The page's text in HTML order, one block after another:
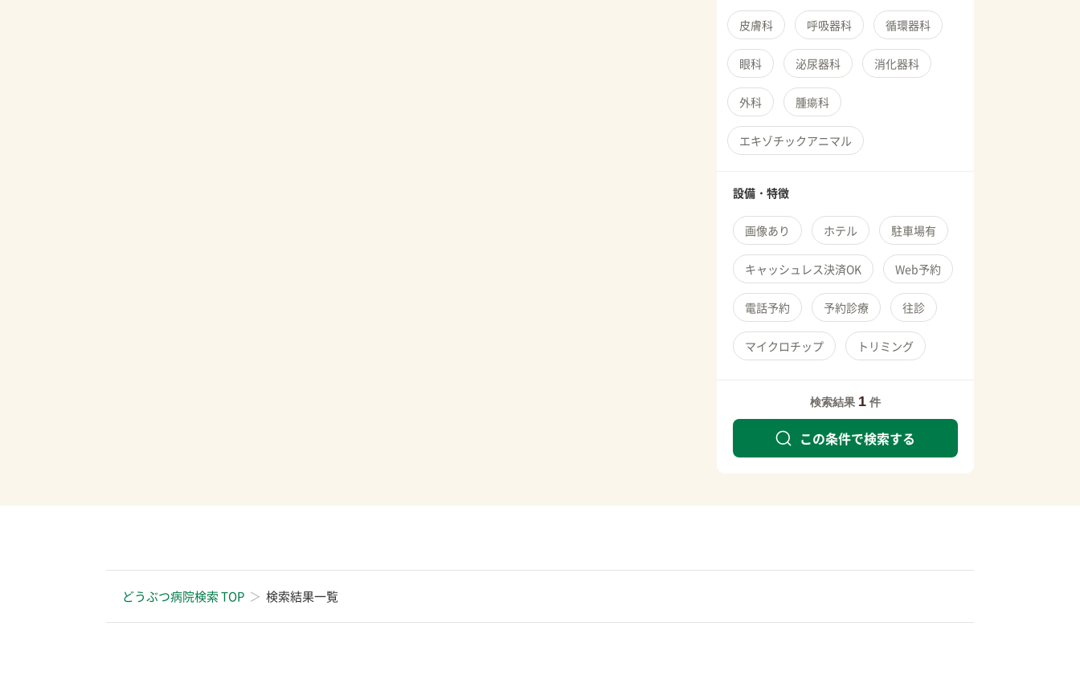
皮膚科 呼吸器科 循環器科
眼科 泌尿器科 消化器科
外科 腫瘍科
エキゾチックアニマル
設備・特徴
画像あり ホテル 駐車場有
キャッシュレス決済OK Web予約
電話予約 予約診療 往診
マイクロチップ トリミング
検索結果 1 件
この条件で検索する
どうぶつ病院検索 TOP 検索結果一覧